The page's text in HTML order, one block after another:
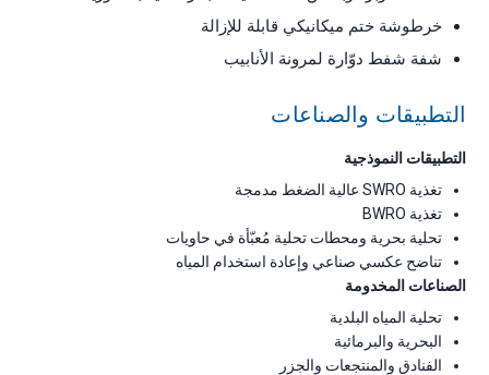
خرطوشة ختم ميكانيكي قابلة للإزالة
شفة شفط دوّارة لمرونة الأنابيب
التطبيقات والصناعات
التطبيقات النموذجية
تغذية SWRO عالية الضغط مدمجة
تغذية BWRO
تحلية بحرية ومحطات تحلية مُعبّأة في حاويات
تناضح عكسي صناعي وإعادة استخدام المياه
الصناعات المخدومة
تحلية المياه البلدية
البحرية والبرمائية
الفنادق والمنتجعات والجزر